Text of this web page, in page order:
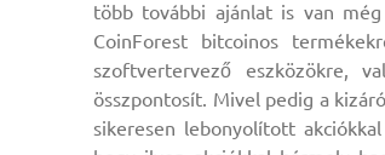
több további ajánlat is van
CoinForest bitcoinos
szoftvertervező eszközökre,
összpontosít. Mivel pedig a
sikeresen lebonyolított